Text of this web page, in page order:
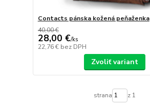
Contacts pánska kožená peňaženka
40,00 €
28,00 €/ks
22,76 € bez DPH
Zvoliť variant
strana z 1